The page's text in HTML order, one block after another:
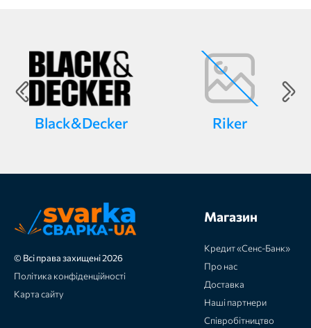
Black&Decker Riker
© Всі права захищені 2026
Політика конфіденційності
Карта сайту
Магазин
Кредит «Сенс-Банк»
Про нас
Доставка
Наші партнери
Співробітництво